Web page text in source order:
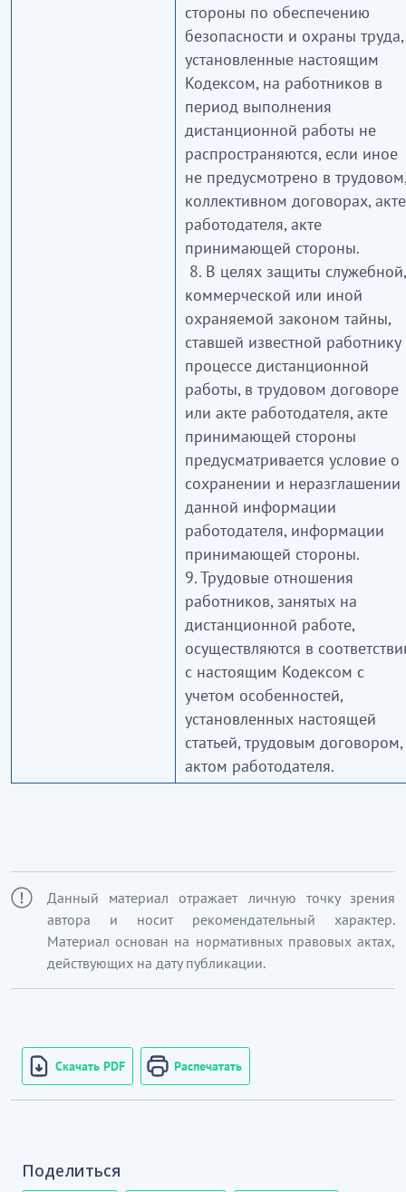
стороны по обеспечению
безопасности и охраны труда,
установленные настоящим
Кодексом, на работников в
период выполнения
дистанционной работы не
распространяются, если иное
не предусмотрено в трудовом,
коллективном договорах, акте
работодателя, акте
принимающей стороны.
8. В целях защиты служебной,
коммерческой или иной
охраняемой законом тайны,
ставшей известной работнику
процессе дистанционной
работы, в трудовом договоре
или акте работодателя, акте
принимающей стороны
предусматривается условие о
сохранении и неразглашении
данной информации
работодателя, информации
принимающей стороны.
9. Трудовые отношения
работников, занятых на
дистанционной работе,
осуществляются в
с настоящим Кодексом с
учетом особенностей,
установленных настоящей
статьей, трудовым договором,
актом работодателя.
Данный материал отражает личную точку зрения
автора и носит рекомендательный характер.
Материал основан на нормативных правовых актах,
действующих на дату публикации.
Скачать PDF Распечатать
Поделиться